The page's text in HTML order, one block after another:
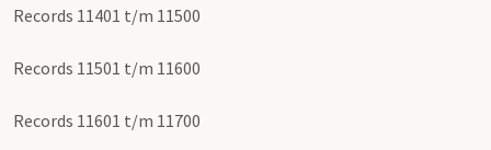
Records 11401 t/m 11500
Records 11501 t/m 11600
Records 11601 t/m 11700